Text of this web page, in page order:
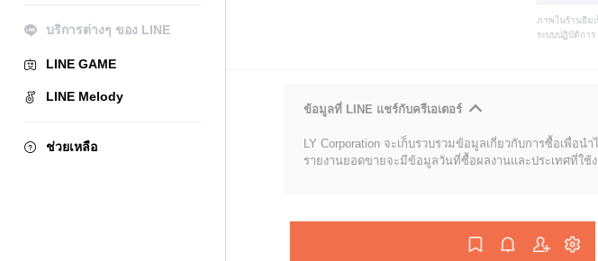
บริการต่างๆ ของ LINE
LINE GAME
LINE Melody
ช่วยเหลือ
ภาพในร้านธีม
ระบบปฏิบัติกา
ข้อมูลที่ LINE แชร์กับครีเอเตอร์
LY Corporation จะเก็บรวบรวมข้อมูลเกี่ยวกับการซื้อเพื่อน
รายงานยอดขายจะมีข้อมูลวันที่ซื้อผลงานและประเทศที่ใ